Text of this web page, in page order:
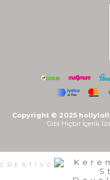
Copyright © 2025
Gibi Hiçbir İçerik
CREATIVE